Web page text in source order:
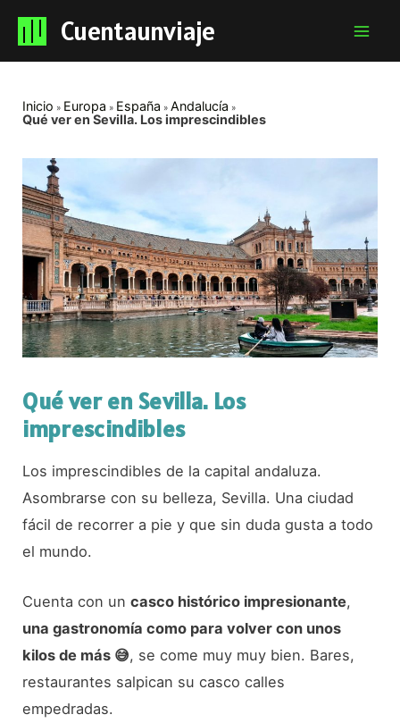
Cuentaunviaje
Inicio Europa España
Andalucía
Qué ver en Sevilla. Los imprescindibles
Qué ver en Sevilla. Los
imprescindibles
Los imprescindibles de la capital andaluza.
Asombrarse con su belleza, Sevilla. Una ciudad
fácil de recorrer a pie y que sin duda gusta a todo
el mundo.
Cuenta con uncasco histórico impresionante,
una gastronomía como para volver con unos
kilos de más 😅, se come muy muy bien. Bares,
restaurantes salpican su casco calles
empedradas.